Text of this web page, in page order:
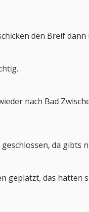
den Breif
nach Bad
da gibts
geplatzt, das hätten